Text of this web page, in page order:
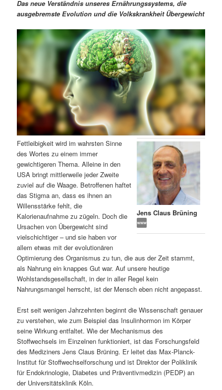
r
n
I
n
a
l
t
s
p
r
n
g
e
n
d
r
e
n
n
h
a
l
t
s
r
i
n
g
n
a
i
g
i
o
n
Das neue Verständnis unseres Ernährungssystems, die
ausgebremste Evolution und die Volkskrankheit Übergewicht
Jens Claus Brüning
Fettleibigkeit wird im wahrsten Sinne
des Wortes zu einem immer
gewichtigeren Thema. Alleine in den
USA bringt mittlerweile jeder Zweite
zuviel auf die Waage. Betroffenen haftet
das Stigma an, dass es ihnen an
Willensstärke fehlt, die
Kalorienaufnahme zu zügeln. Doch die
Ursachen von Übergewicht sind
vielschichtiger – und sie haben vor
allem etwas mit der evolutionären
Optimierung des Organismus zu tun, die aus der Zeit stammt,
als Nahrung ein knappes Gut war. Auf unsere heutige
Wohlstandsgesellschaft, in der in aller Regel kein
Nahrungsmangel herrscht, ist der Mensch eben nicht angepasst.
Erst seit wenigen Jahrzehnten beginnt die Wissenschaft genauer
zu verstehen, wie zum Beispiel das Insulinhormon im Körper
seine Wirkung entfaltet. Wie der Mechanismus des
Stoffwechsels im Einzelnen funktioniert, ist das Forschungsfeld
des Mediziners Jens Claus Brüning. Er leitet das Max-Planck-
Institut für Stoffwechselforschung und ist Direktor der Poliklinik
für Endokrinologie, Diabetes und Präventivmedizin (PEDP) an
der Universitätsklinik Köln.